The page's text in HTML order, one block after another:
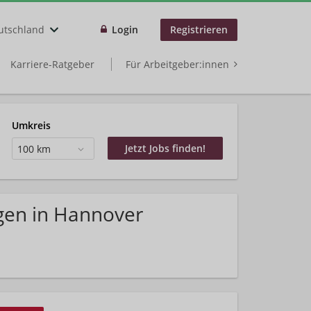
Login Registrieren
Karriere-Ratgeber Für Arbeitgeber:innen
Umkreis
100 km
in Hannover